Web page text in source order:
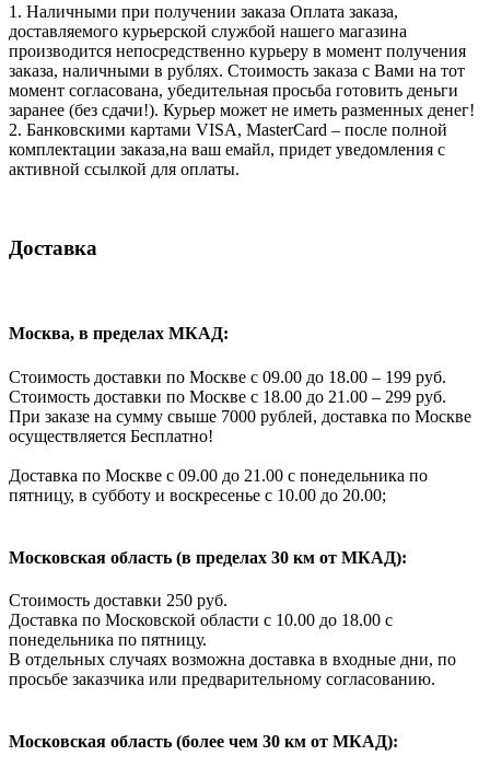
1. Наличными при получении заказа Оплата заказа,
доставляемого курьерской службой нашего магазина
производится непосредственно курьеру в момент получения
заказа, наличными в рублях. Стоимость заказа с Вами на тот
момент согласована, убедительная просьба готовить деньги
заранее (без сдачи!). Курьер может не иметь разменных денег!
2. Банковскими картами VISA, MasterCard – после полной
комплектации заказа,на ваш емайл, придет уведомления с
активной ссылкой для оплаты.
Доставка
Москва, в пределах МКАД:
Стоимость доставки по Москве с 09.00 до 18.00 – 199 руб.
Стоимость доставки по Москве с 18.00 до 21.00 – 299 руб.
При заказе на сумму свыше 7000 рублей, доставка по Москве
осуществляется Бесплатно!
Доставка по Москве с 09.00 до 21.00 с понедельника по
пятницу, в субботу и воскресенье с 10.00 до 20.00;
Московская область (в пределах 30 км от МКАД):
Стоимость доставки 250 руб.
Доставка по Московской области с 10.00 до 18.00 с
понедельника по пятницу.
В отдельных случаях возможна доставка в входные дни, по
просьбе заказчика или предварительному согласованию.
Московская область (более чем 30 км от МКАД):